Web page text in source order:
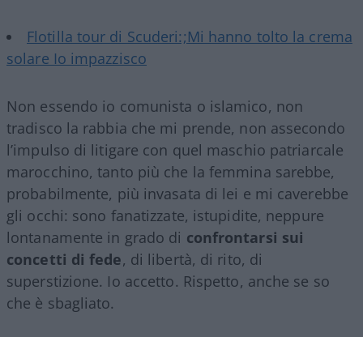
Flotilla tour di Scuderi:;Mi hanno tolto la crema
solare Io impazzisco
Non essendo io comunista o islamico, non
tradisco la rabbia che mi prende, non assecondo
l’impulso di litigare con quel maschio patriarcale
marocchino, tanto più che la femmina sarebbe,
probabilmente, più invasata di lei e mi caverebbe
gli occhi: sono fanatizzate, istupidite, neppure
lontanamente in grado di confrontarsi sui
concetti di fede, di libertà, di rito, di
superstizione. Io accetto. Rispetto, anche se so
che è sbagliato.